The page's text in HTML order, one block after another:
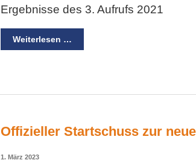
Ergebnisse des 3. Aufrufs 2021
Weiterlesen …
Offizieller Startschuss zur
1. März 2023